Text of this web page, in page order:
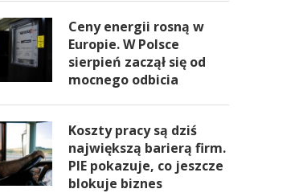
Ceny energii rosną w
Europie. W Polsce
sierpień zaczął się od
mocnego odbicia
Koszty pracy są dziś
największą barierą firm.
PIE pokazuje, co jeszcze
blokuje biznes